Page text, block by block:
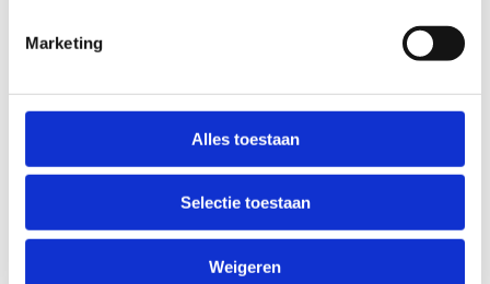
Marketing
Alles toestaan
Selectie toestaan
Weigeren